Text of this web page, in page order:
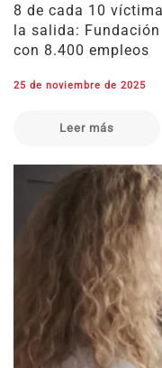
8 de cada 10
la salida:
con 8.400 empleos
25 de noviembre de 2025
Leer más